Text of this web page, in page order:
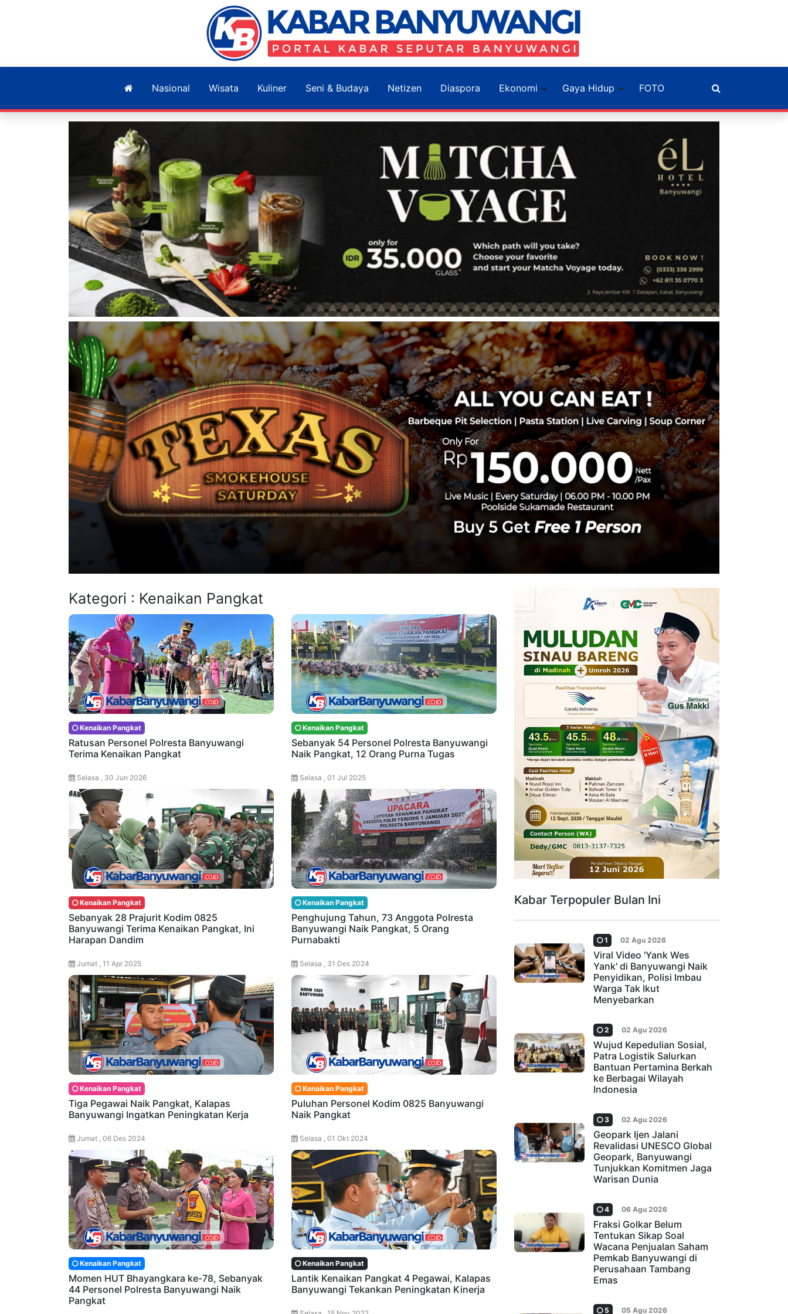
Nasional Wisata Kuliner Seni & Budaya Netizen Diaspora Ekonomi Gaya Hidup FOTO
Kategori : Kenaikan Pangkat
Kenaikan Pangkat
Ratusan Personel Polresta Banyuwangi
Terima Kenaikan Pangkat
Selasa , 30 Jun 2026
Kenaikan Pangkat
Sebanyak 54 Personel Polresta Banyuwangi
Naik Pangkat, 12 Orang Purna Tugas
Selasa , 01 Jul 2025
Kenaikan Pangkat
Sebanyak 28 Prajurit Kodim 0825
Banyuwangi Terima Kenaikan Pangkat, Ini
Harapan Dandim
Jumat , 11 Apr 2025
Kenaikan Pangkat
Penghujung Tahun, 73 Anggota Polresta
Banyuwangi Naik Pangkat, 5 Orang
Purnabakti
Selasa , 31 Des 2024
Kenaikan Pangkat
Tiga Pegawai Naik Pangkat, Kalapas
Banyuwangi Ingatkan Peningkatan Kerja
Jumat , 06 Des 2024
Kenaikan Pangkat
Puluhan Personel Kodim 0825 Banyuwangi
Naik Pangkat
Selasa , 01 Okt 2024
Kenaikan Pangkat
Momen HUT Bhayangkara ke-78, Sebanyak
44 Personel Polresta Banyuwangi Naik
Pangkat
Kenaikan Pangkat
Lantik Kenaikan Pangkat 4 Pegawai, Kalapas
Banyuwangi Tekankan Peningkatan Kinerja
Kabar Terpopuler Bulan Ini
1 02 Agu 2026
Viral Video 'Yank Wes
Yank' di Banyuwangi Naik
Penyidikan, Polisi Imbau
Warga Tak Ikut
Menyebarkan
2 02 Agu 2026
Wujud Kepedulian Sosial,
Patra Logistik Salurkan
Bantuan Pertamina Berkah
ke Berbagai Wilayah
Indonesia
3 02 Agu 2026
Geopark Ijen Jalani
Revalidasi UNESCO Global
Geopark, Banyuwangi
Tunjukkan Komitmen Jaga
Warisan Dunia
4 06 Agu 2026
Fraksi Golkar Belum
Tentukan Sikap Soal
Wacana Penjualan Saham
Pemkab Banyuwangi di
Perusahaan Tambang
Emas
5 05 Agu 2026